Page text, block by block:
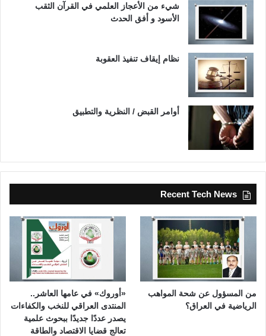
شيء من الأعجاز العلمي في القرآن الثقب
الأسود و أفق الحدث
نظام إيقاف تنفيذ العقوبة
أوامر القبض / النظرية والتطبيق
Recent Tech News
من المسؤول عن شحة المواهب
الرياضية في العراق؟
«أوروك» في عامها العاشر..
المنتدى العراقي للنخب والكفاءات
يصدر عددًا جديدًا ببحوث علمية
تعالج قضايا الاقتصاد والطاقة